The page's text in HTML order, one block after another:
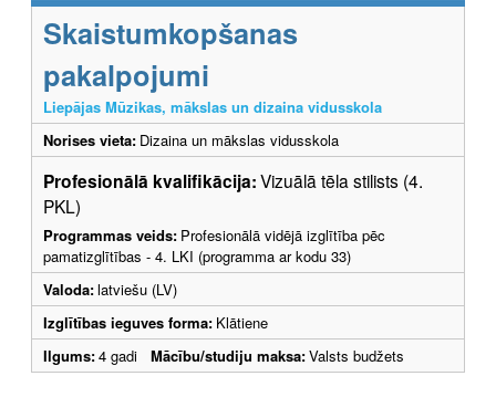
Skaistumkopšanas
pakalpojumi
Liepājas Mūzikas, mākslas un dizaina vidusskola
Norises vieta: Dizaina un mākslas vidusskola
Profesionālā kvalifikācija:Vizuālā tēla stilists (4.
PKL)
Programmas veids: Profesionālā vidējā izglītība pēc
pamatizglītības - 4. LKI (programma ar kodu 33)
Valoda:latviešu (LV)
Izglītības ieguves forma: Klātiene
Ilgums:4 gadi Mācību/studiju maksa:Valsts budžets